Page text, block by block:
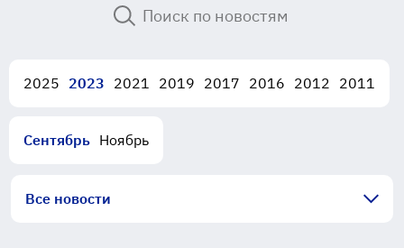
2025 2023 2021 2019 2017 2016 2012 2011
Сентябрь Ноябрь
Все новости